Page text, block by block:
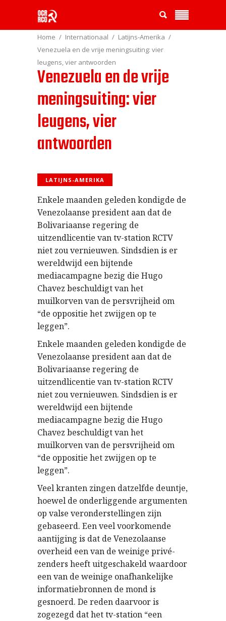
Home Internationaal
Latijns-Amerika
Venezuela en de vrije meningsuiting: vier
leugens, vier antwoorden
Venezuela en de vrije
meningsuiting: vier
leugens, vier
antwoorden
LATIJNS-AMERIKA
Enkele maanden geleden kondigde de
Venezolaanse president aan dat de
Bolivariaanse regering de
uitzendlicentie van tv-station RCTV
niet zou vernieuwen. Sindsdien is er
wereldwijd een bijtende
mediacampagne bezig die Hugo
Chavez beschuldigt van het
muilkorven van de persvrijheid om
“de oppositie het zwijgen op te
leggen”.
Enkele maanden geleden kondigde de
Venezolaanse president aan dat de
Bolivariaanse regering de
uitzendlicentie van tv-station RCTV
niet zou vernieuwen. Sindsdien is er
wereldwijd een bijtende
mediacampagne bezig die Hugo
Chavez beschuldigt van het
muilkorven van de persvrijheid om
“de oppositie het zwijgen op te
leggen”.
Veel kranten zingen datzelfde deuntje,
hoewel de onderliggende argumenten
op valse veronderstellingen zijn
gebaseerd. Een veel voorkomende
aantijging is dat de Venezolaanse
overheid een van de weinige privé-
zenders heeft uitgeschakeld waardoor
een van de weinige onafhankelijke
informatiebronnen de mond is
gesnoerd. De reden daarvoor is
zogezegd dat het tv-station “een